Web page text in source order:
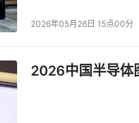
2026年05月26日 15点00分
2026中国半导体